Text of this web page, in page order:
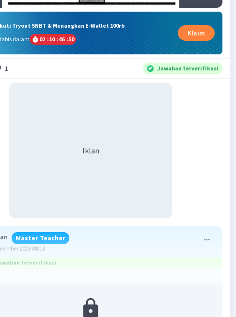
Tryout SNBT & Menangkan E-Wallet 100rb
dalam
02 :10 :46 :49
Klaim
1 Jawaban terverifikasi
Iklan
Master Teacher
2023 08:13
terverifikasi